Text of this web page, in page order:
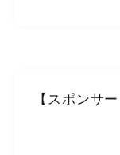
【スポンサ